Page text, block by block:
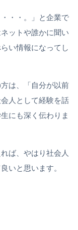
・・。」と企業で
ットや誰かに聞い
い情報になってし
は、「自分が以前
人として経験を話
にも深く伝わりま
ば、やはり社会人
いと思います。